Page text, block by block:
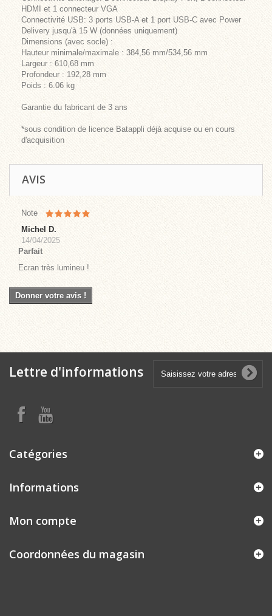
HDMI et 1 connecteur VGA
Connectivité USB: 3 ports USB-A et 1 port USB-C avec Power
Delivery jusqu'à 15 W (données uniquement)
Dimensions (avec socle) :
Hauteur minimale/maximale : 384,56 mm/534,56 mm
Largeur : 610,68 mm
Profondeur : 192,28 mm
Poids : 6.06 kg
Garantie du fabricant de 3 ans
*sous condition de licence Batappli déjà acquise ou en cours
d'acquisition
AVIS
Note
Michel D.
14/04/2025
Parfait
Ecran très lumineu !
Donner votre avis !
Lettre d'informations
Catégories
Informations
Mon compte
Coordonnées du magasin